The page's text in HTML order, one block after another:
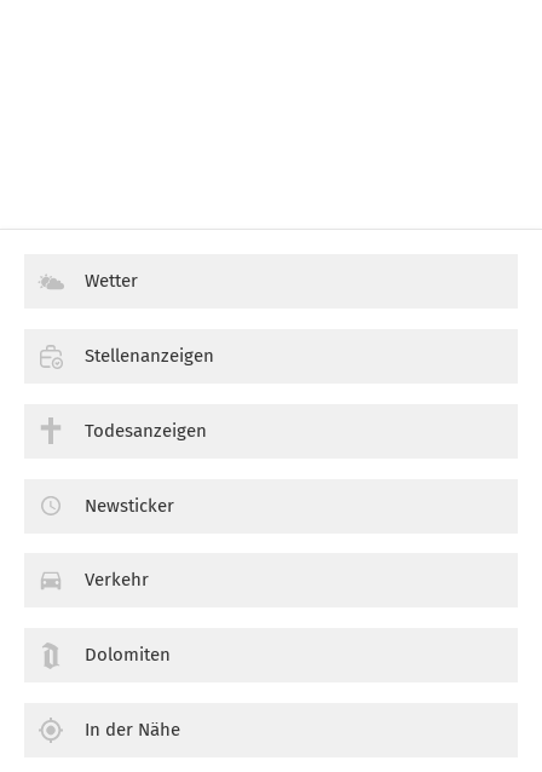
Wetter
Stellenanzeigen
Todesanzeigen
Newsticker
Verkehr
Dolomiten
In der Nähe